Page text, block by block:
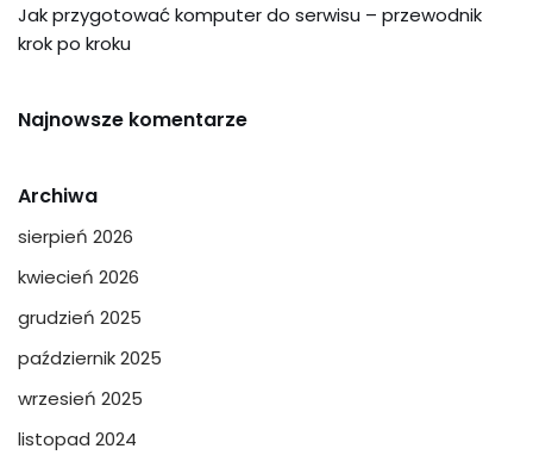
Jak przygotować komputer do serwisu – przewodnik
krok po kroku
Najnowsze komentarze
Archiwa
sierpień 2026
kwiecień 2026
grudzień 2025
październik 2025
wrzesień 2025
listopad 2024